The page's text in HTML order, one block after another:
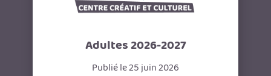
Adultes 2026-2027
Publié le 25 juin 2026